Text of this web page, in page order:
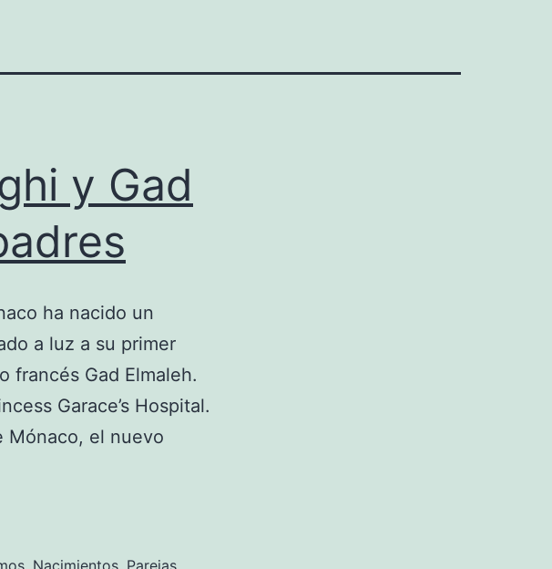
y Gad
ha nacido un
a luz a su primer
francés Gad Elmaleh.
Garace’s Hospital.
Mónaco, el nuevo
, Nacimientos, Parejas,